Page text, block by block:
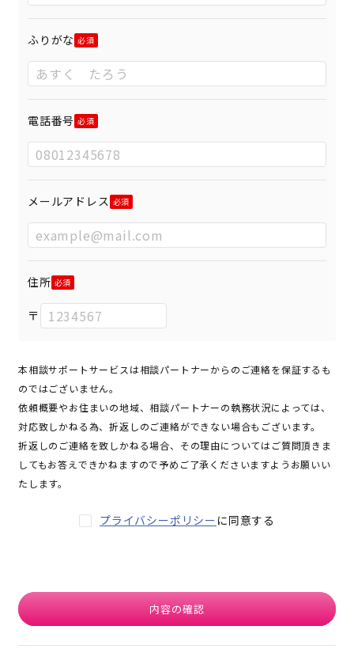
ふりがな
電話番号
メールアドレス
住所
〒
本相談サポートサービスは相談パートナーからのご連絡を保証するも
のではございません。
依頼概要やお住まいの地域、相談パートナーの執務状況によっては、
対応致しかねる為、折返しのご連絡ができない場合もございます。
折返しのご連絡を致しかねる場合、その理由についてはご質問頂きま
してもお答えできかねますので予めご了承くださいますようお願いい
たします。
プライバシーポリシー に同意する
内容の確認